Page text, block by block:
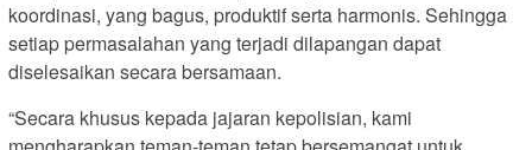
koordinasi, yang bagus, produktif serta harmonis. Sehingga
setiap permasalahan yang terjadi dilapangan dapat
diselesaikan secara bersamaan.
“Secara khusus kepada jajaran kepolisian, kami